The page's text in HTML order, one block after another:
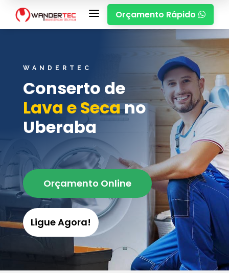
a Orçamento Rápido 
WANDERTEC
Conserto de
Lava e Secano
Uberaba
Orçamento Online
Ligue Agora!